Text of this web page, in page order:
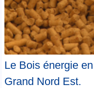
Le Bois énergie
Grand Nord Est.